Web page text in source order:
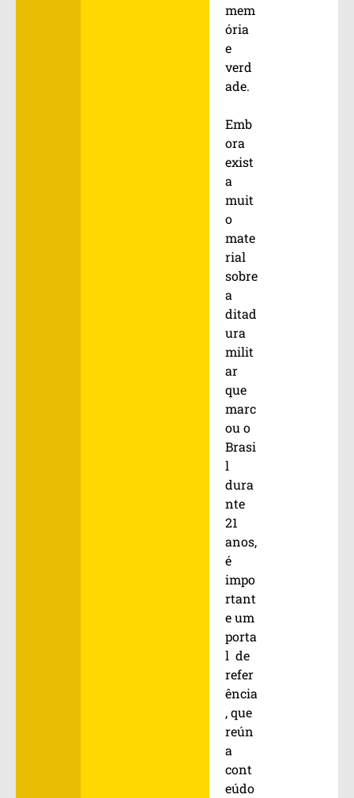
mem
ória
e
verd
ade.
Emb
ora
exist
a
muit
o
mate
rial
sobre
a
ditad
ura
milit
ar
que
marc
ou o
Brasi
l
dura
nte
21
anos,
é
impo
rtant
e um
porta
l de
refer
ência
, que
reún
a
cont
eúdo